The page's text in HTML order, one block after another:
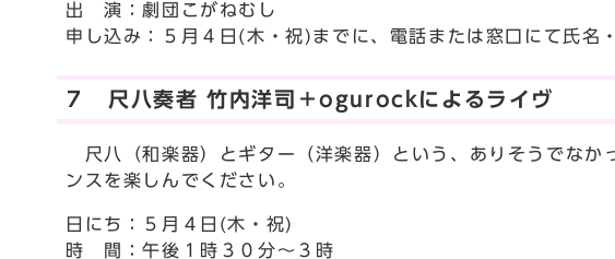
出 演：劇団こがねむし
申し込み：５月４日(木・祝)までに、電話または窓口にて氏名
７ 尺八奏者 竹内洋司＋ogurockによるライヴ
尺八（和楽器）とギター（洋楽器）という、ありそうでなか
ンスを楽しんでください。
日にち：５月４日(木・祝)
時 間：午後１時３０分～３時